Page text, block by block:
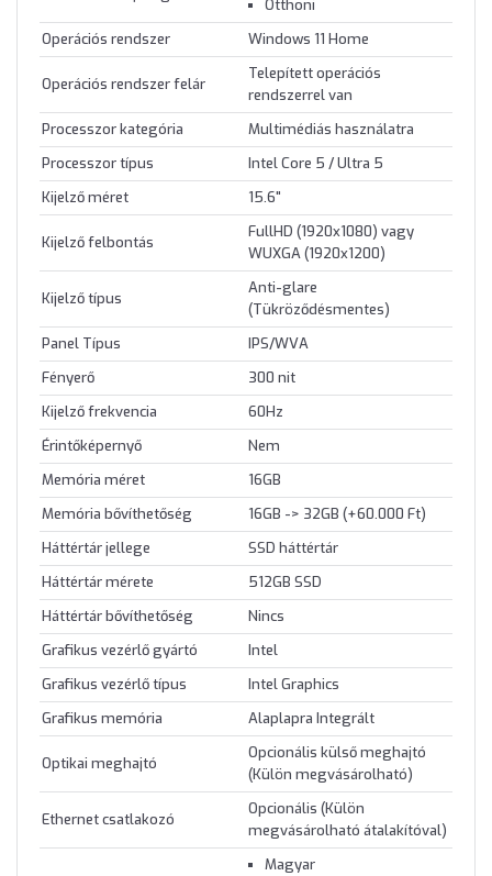
Otthoni
Operációs rendszer
Windows 11 Home
Operációs rendszer felár
Telepített operációs
rendszerrel van
Processzor kategória
Multimédiás használatra
Processzor típus
Intel Core 5 / Ultra 5
Kijelző méret
15.6"
Kijelző felbontás
FullHD (1920x1080) vagy
WUXGA (1920x1200)
Kijelző típus
Anti-glare
(Tükröződésmentes)
Panel Típus
IPS/WVA
Fényerő
300 nit
Kijelző frekvencia
60Hz
Érintőképernyő
Nem
Memória méret
16GB
Memória bővíthetőség
16GB -> 32GB (+60.000 Ft)
Háttértár jellege
SSD háttértár
Háttértár mérete
512GB SSD
Háttértár bővíthetőség
Nincs
Grafikus vezérlő gyártó
Intel
Grafikus vezérlő típus
Intel Graphics
Grafikus memória
Alaplapra Integrált
Optikai meghajtó
Opcionális külső meghajtó
(Külön megvásárolható)
Ethernet csatlakozó
Opcionális (Külön
megvásárolható átalakítóval)
Magyar